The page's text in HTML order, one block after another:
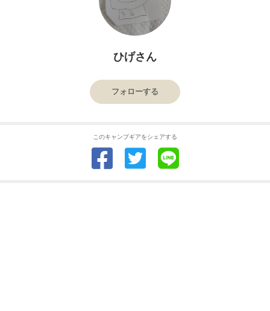
ひげさん
フォローする
このキャンプギアをシェアする